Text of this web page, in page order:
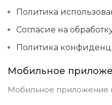
Политика
Согласие на
Политика
Мобильное
Мобильное приложение